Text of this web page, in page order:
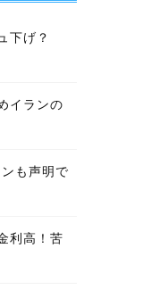
下げ？
イランの
も声明で
利高！苦